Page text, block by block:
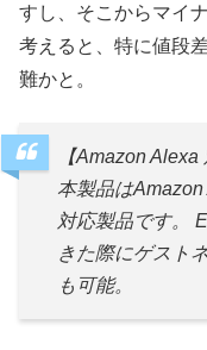
すし、そこからマイ
考えると、特に値段
難かと。
【Amazon Alexa
本製品は
対応製品です。
きた際にゲスト
も可能。